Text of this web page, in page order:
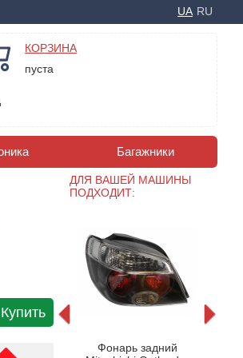
UA RU
КОРЗИНА
пуста
Багажники
Купить
ДЛЯ ВАШЕЙ МАШИНЫ
ПОДХОДИТ:
Фонарь задний